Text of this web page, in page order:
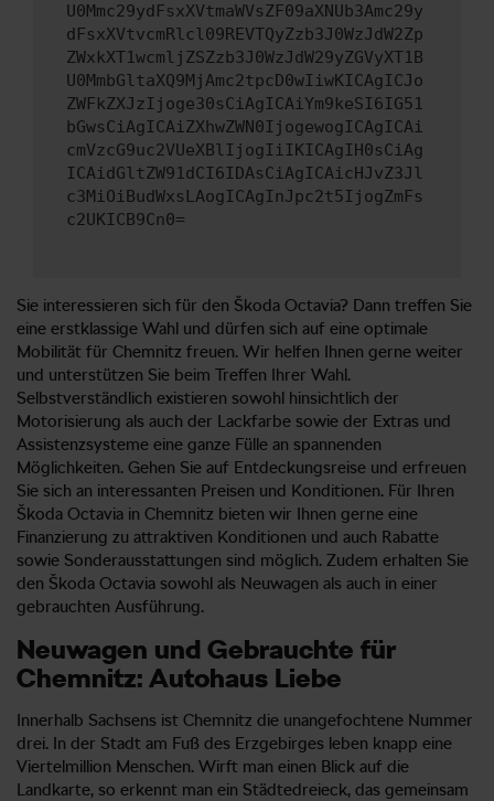
U0Mmc29ydFsxXVtmaWVsZF09aXNUb3Amc29y
dFsxXVtvcmRlcl09REVTQyZzb3J0WzJdW2Zp
ZWxkXT1wcmljZSZzb3J0WzJdW29yZGVyXT1B
U0MmbGltaXQ9MjAmc2tpcD0wIiwKICAgICJo
ZWFkZXJzIjoge30sCiAgICAiYm9keSI6IG51
bGwsCiAgICAiZXhwZWN0IjogewogICAgICAi
cmVzcG9uc2VUeXBlIjogIiIKICAgIH0sCiAg
ICAidGltZW91dCI6IDAsCiAgICAicHJvZ3Jl
c3MiOiBudWxsLAogICAgInJpc2t5IjogZmFs
c2UKICB9Cn0=
Sie interessieren sich für den Škoda Octavia? Dann treffen Sie
eine erstklassige Wahl und dürfen sich auf eine optimale
Mobilität für Chemnitz freuen. Wir helfen Ihnen gerne weiter
und unterstützen Sie beim Treffen Ihrer Wahl.
Selbstverständlich existieren sowohl hinsichtlich der
Motorisierung als auch der Lackfarbe sowie der Extras und
Assistenzsysteme eine ganze Fülle an spannenden
Möglichkeiten. Gehen Sie auf Entdeckungsreise und erfreuen
Sie sich an interessanten Preisen und Konditionen. Für Ihren
Škoda Octavia in Chemnitz bieten wir Ihnen gerne eine
Finanzierung zu attraktiven Konditionen und auch Rabatte
sowie Sonderausstattungen sind möglich. Zudem erhalten Sie
den Škoda Octavia sowohl als Neuwagen als auch in einer
gebrauchten Ausführung.
Neuwagen und Gebrauchte für
Chemnitz: Autohaus Liebe
Innerhalb Sachsens ist Chemnitz die unangefochtene Nummer
drei. In der Stadt am Fuß des Erzgebirges leben knapp eine
Viertelmillion Menschen. Wirft man einen Blick auf die
Landkarte, so erkennt man ein Städtedreieck, das gemeinsam